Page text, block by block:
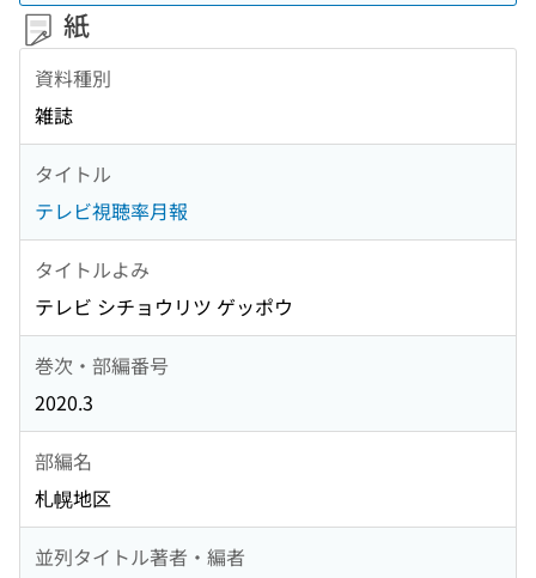
紙
資料種別
雑誌
タイトル
テレビ視聴率月報
タイトルよみ
テレビ シチョウリツ ゲッポウ
巻次・部編番号
2020.3
部編名
札幌地区
並列タイトル著者・編者